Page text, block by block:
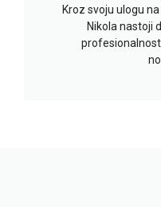
Kroz svoju ulogu
Nikola nastoji